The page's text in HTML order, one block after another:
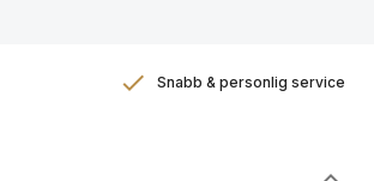
Snabb & personlig service